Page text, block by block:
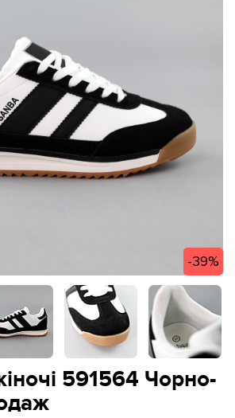
-39%
591564 Чорно-